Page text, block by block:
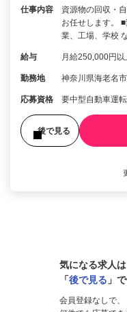
仕事内容
資源物の回収・
お任せします。
業、工場、学校
給与 月給250,000円以
勤務地 神奈川県海老名
応募資格 要中型自動車運
後で見る
気になる求人は
「後で見る 」
会員登録なしで、